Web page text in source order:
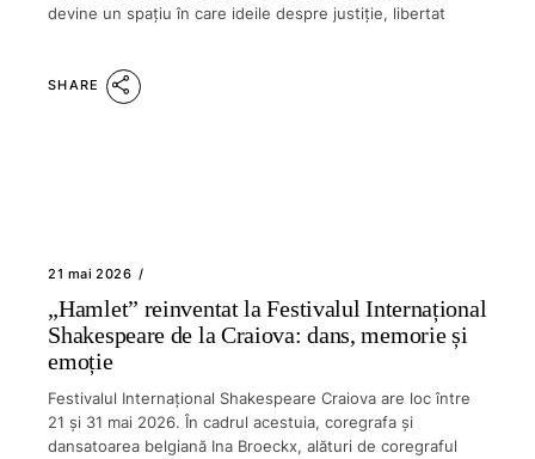
devine un spațiu în care ideile despre justiție, libertat
SHARE
21 mai 2026
„Hamlet” reinventat la Festivalul Internațional
Shakespeare de la Craiova: dans, memorie și
emoție
Festivalul Internațional Shakespeare Craiova are loc între
21 și 31 mai 2026. În cadrul acestuia, coregrafa și
dansatoarea belgiană Ina Broeckx, alături de coregraful